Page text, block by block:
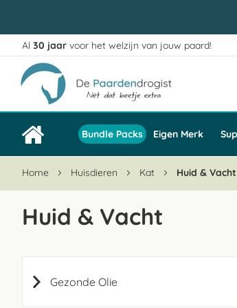
Ga
naar
de
inhoud
Al 30 jaar voor het welzijn van jouw paard!
Bundle Packs Eigen Merk
Home Huisdieren Kat Huid & Vacht
Huid & Vacht
Gezonde Olie